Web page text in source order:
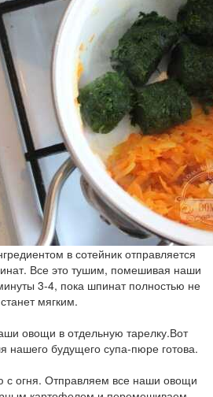
в сотейник отправляется
Все это тушим, помешивая наши
3-4, пока шпинат полностью не
мягким.
овощи в отдельную тарелку.Вот
нашего будущего супа-пюре готова.
с огня. Отправляем все наши овощи